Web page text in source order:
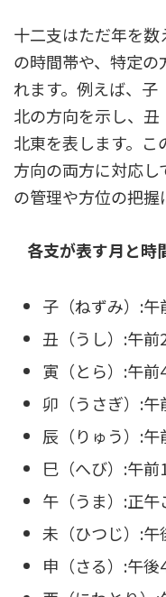
十二支はただ年を
の時間帯や、特定
れます。例えば、
北の方向を示し、
北東を表します。こ
方向の両方に対応
の管理や方位の把握
各支が表す月と時
子（ねずみ）:
丑（うし）:午
寅（とら）:午
卯（うさぎ）:
辰（りゅう）:
巳（へび）:午
午（うま）:正
未（ひつじ）:
申（さる）:午